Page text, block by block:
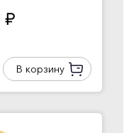
руб.
В корзину